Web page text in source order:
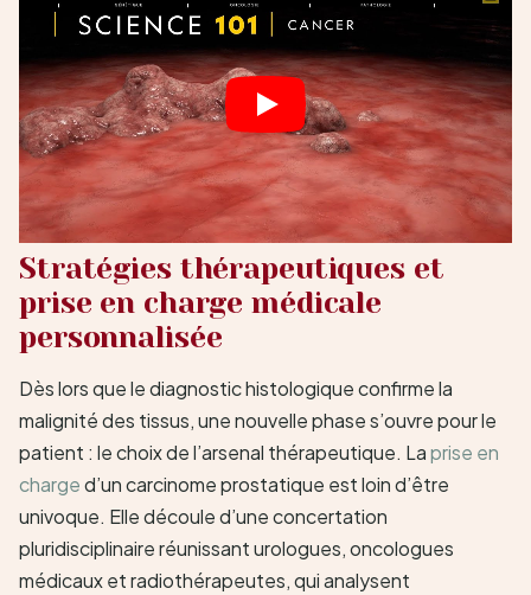
Stratégies thérapeutiques et
prise en charge médicale
personnalisée
Dès lors que le diagnostic histologique confirme la
malignité des tissus, une nouvelle phase s’ouvre pour le
patient : le choix de l’arsenal thérapeutique. Laprise en
charged’un carcinome prostatique est loin d’être
univoque. Elle découle d’une concertation
pluridisciplinaire réunissant urologues, oncologues
médicaux et radiothérapeutes, qui analysent